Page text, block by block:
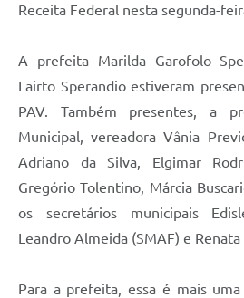
Receita Federal nesta segunda-
A prefeita Marilda Garofolo
Lairto Sperandio estiveram
PAV. Também presentes, a
Municipal, vereadora Vânia
Adriano da Silva, Elgimar
Gregório Tolentino, Márcia
os secretários municipais
Leandro Almeida (SMAF) e Renata
Para a prefeita, essa é mais